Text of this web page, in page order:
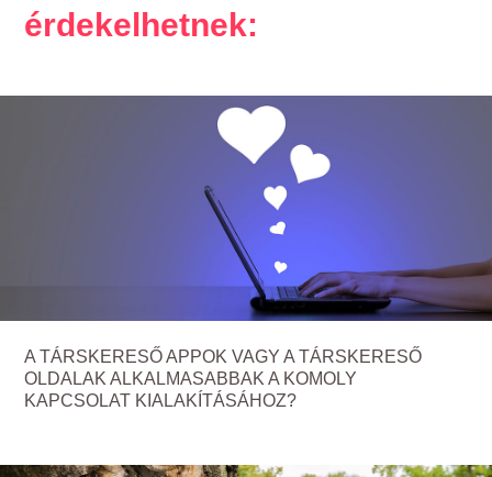
érdekelhetnek:
A TÁRSKERESŐ APPOK VAGY A TÁRSKERESŐ
OLDALAK ALKALMASABBAK A KOMOLY
KAPCSOLAT KIALAKÍTÁSÁHOZ?